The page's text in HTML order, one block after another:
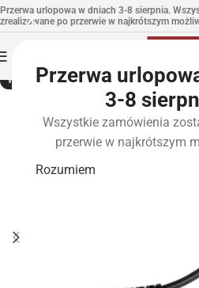
Przerwa
3-8
Wszystkie zamówienia
przerwie w najkrótszym
Rozumiem
Przerwa urlopowa w dniach 3-8 sierpnia.
zrealizowane po przerwie w najkrótszym
WYPRZEDANE